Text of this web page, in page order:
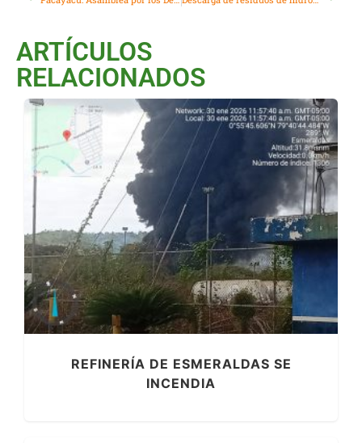
ARTÍCULOS
RELACIONADOS
REFINERÍA DE ESMERALDAS SE
INCENDIA